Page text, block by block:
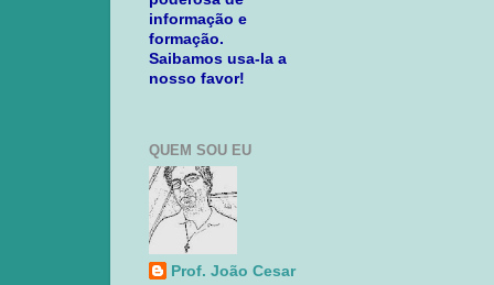
informação e
formação.
Saibamos usa-la a
nosso favor!
QUEM SOU EU
Prof. João Cesar